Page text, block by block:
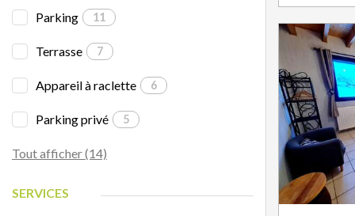
Parking 11
Terrasse 7
Appareil à raclette 6
Parking privé 5
Tout afficher (14)
SERVICES